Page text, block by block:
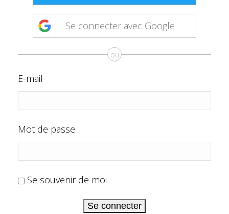
Se connecter avec Google
ou
E-mail
Mot de passe
Se souvenir de moi
Se connecter